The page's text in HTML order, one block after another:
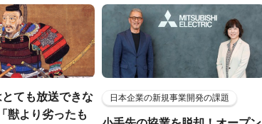
ても放送できな
獣より劣ったも
日本企業の新規事業開発の課題